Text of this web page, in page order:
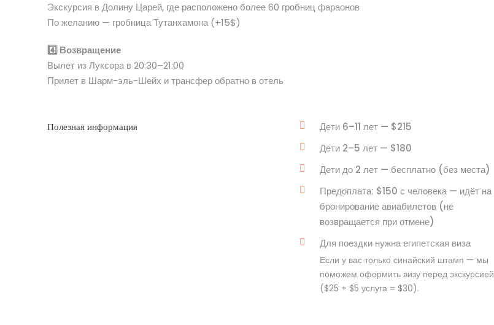
Экскурсия в Долину Царей, где расположено более 60 гробниц фараонов
По желанию — гробница Тутанхамона (+15$)
4️⃣ Возвращение
Вылет из Луксора в 20:30–21:00
Прилет в Шарм-эль-Шейх и трансфер обратно в отель
Полезная информация
Дети 6–11 лет — $215
Дети 2–5 лет — $180
Дети до 2 лет — бесплатно (без места)
Предоплата: $150 с человека — идёт на
бронирование авиабилетов (не
возвращается при отмене)
Для поездки нужна египетская виза
Если у вас только синайский штамп — мы
поможем оформить визу перед экскурсией
($25 + $5 услуга = $30).